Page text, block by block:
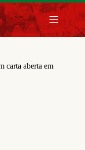
carta aberta em